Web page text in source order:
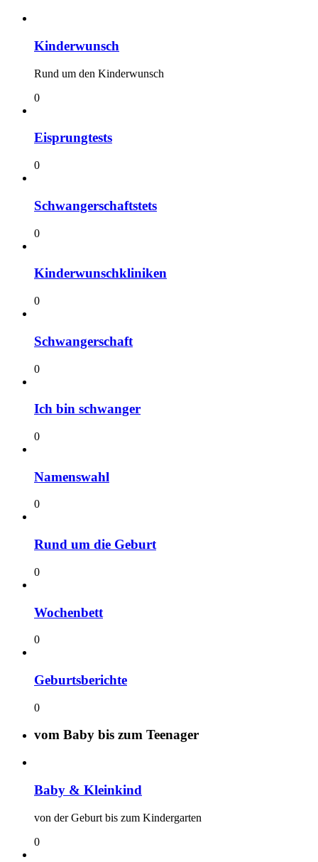
Kinderwunsch
Rund um den Kinderwunsch
0
Eisprungtests
0
Schwangerschaftstets
0
Kinderwunschkliniken
0
Schwangerschaft
0
Ich bin schwanger
0
Namenswahl
0
Rund um die Geburt
0
Wochenbett
0
Geburtsberichte
0
vom Baby bis zum Teenager
Baby & Kleinkind
von der Geburt bis zum Kindergarten
0